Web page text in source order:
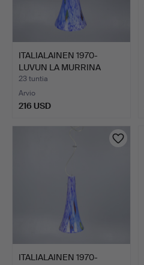
ITALIALAINEN 1970-
LUVUN LA MURRINA
MURANO-…
23 tuntia
Arvio
216 USD
ITALIALAINEN 1970-